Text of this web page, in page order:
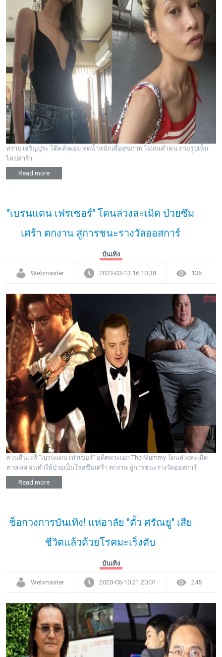
ทราย เจริญปุระ โต้คลั่งผอม ลดน้ำหนักเพื่อสุขภาพ ไม่สนคำคน ถ่ายรูปเห็น
ไหปลาร้า
Read more
"เบรนแดน เฟรเซอร์" โดนล่วงละเมิด ป่วยซึม
เศร้า ตกงาน สู่การชนะรางวัลออสการ์
บันเทิง
Webmaster 2023-03-13 16:10:38 136
หวนคืนเวที “เบรนแดน เฟรเซอร์” อดีตพระเอก The Mummy โดนล่วงละเมิด
ทางเพศ จนทำให้ป่วยเป็นโรคซึมเศร้า ตกงาน สู่การชนะรางวัลออสการ์
Read more
ช็อกวงการบันเทิง! แห่อาลัย "ตั้ว ศรัณยู" เสีย
ชีวิตแล้วด้วยโรคมะเร็งตับ
บันเทิง
Webmaster 2020-06-10 21:20:01 245